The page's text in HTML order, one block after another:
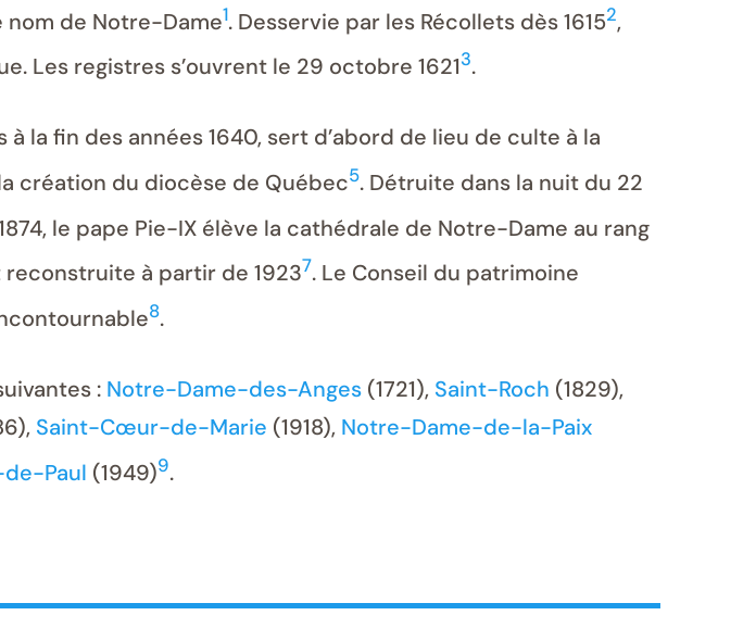
de Notre-Dame1. Desservie par les Récollets dès 16152,
Les registres s’ouvrent le 29 octobre 16213.
la fin des années 1640, sert d’abord de lieu de culte à la
création du diocèse de Québec5. Détruite dans la nuit du 22
le pape Pie-IX élève la cathédrale de Notre-Dame au rang
à partir de 19237. Le Conseil du patrimoine
8.
: Notre-Dame-des-Anges (1721), Saint-Roch (1829),
Saint-Cœur-de-Marie (1918), Notre-Dame-de-la-Paix
Paul (1949)9.